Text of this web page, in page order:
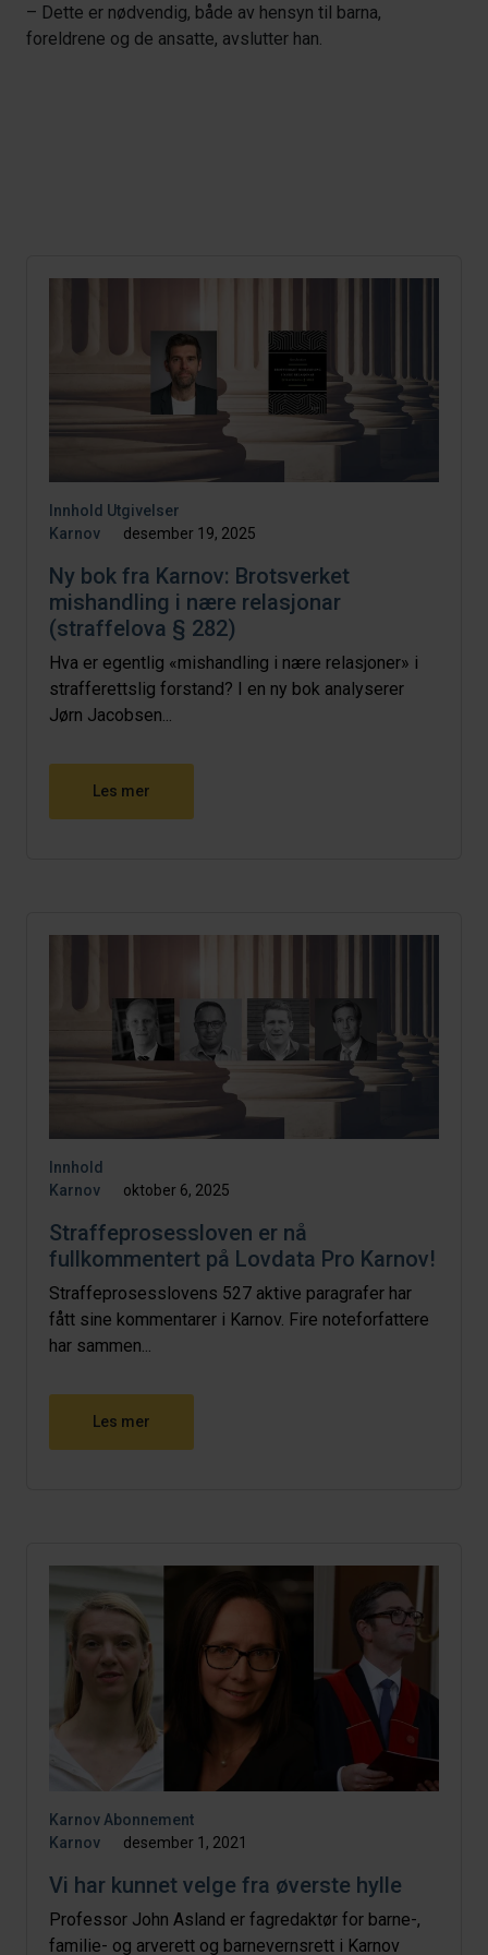
– Dette er nødvendig, både av hensyn til barna,
foreldrene og de ansatte, avslutter han.
Innhold Utgivelser
Karnov
desember 19, 2025
Ny bok fra Karnov: Brotsverket
mishandling i nære relasjonar
(straffelova § 282)
Hva er egentlig «mishandling i nære relasjoner» i
strafferettslig forstand? I en ny bok analyserer
Jørn Jacobsen...
Les mer
Innhold
Karnov
oktober 6, 2025
Straffeprosessloven er nå
fullkommentert på Lovdata Pro Karnov!
Straffeprosesslovens 527 aktive paragrafer har
fått sine kommentarer i Karnov. Fire noteforfattere
har sammen...
Les mer
Karnov Abonnement
Karnov
desember 1, 2021
Vi har kunnet velge fra øverste hylle
Professor John Asland er fagredaktør for barne-,
familie- og arverett og barnevernsrett i Karnov